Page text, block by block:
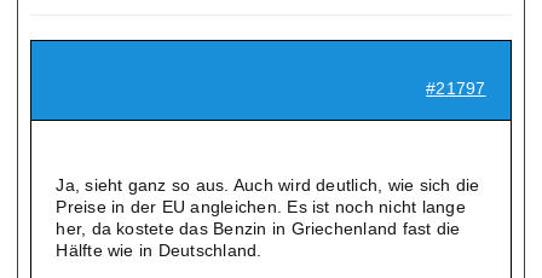
#21797
Ja, sieht ganz so aus. Auch wird deutlich, wie sich die
Preise in der EU angleichen. Es ist noch nicht lange
her, da kostete das Benzin in Griechenland fast die
Hälfte wie in Deutschland.